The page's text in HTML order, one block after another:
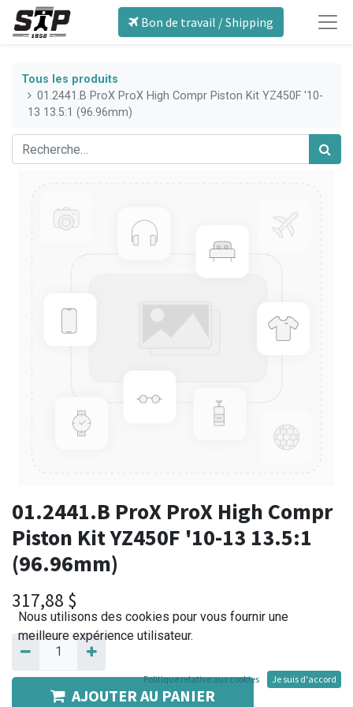
Bon de travail / Shipping
Tous les produits
01.2441.B ProX ProX High Compr Piston Kit YZ450F '10-
13 13.5:1 (96.96mm)
01.2441.B ProX ProX High Compr
Piston Kit YZ450F '10-13 13.5:1
(96.96mm)
317,88 $
AJOUTER AU PANIER
Nous utilisons des cookies pour vous fournir une
meilleure expérience utilisateur.
Politique relative aux cookies Je suis d'accord